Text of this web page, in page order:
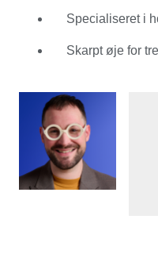
inden han slog sig ned i
guldalder. Den
sluttede sig til
For nylig vurderede
identisk med det, hans
friskbagte kage på –
om barndomsbesøg i
personlige aspekt, der
hans niche: hvordan
Specialiseret i
Skarpt øje for